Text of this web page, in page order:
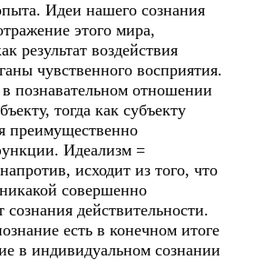
Идеи нашего сознания
этого мира,
результат воздействия
чувственного восприятия.
познавательном отношении
тогда как субъекту
преимущественно
Идеализм =
исходит из того, что
совершенно
сознания действительности.
есть в конечном итоге
в индивидуальном сознании